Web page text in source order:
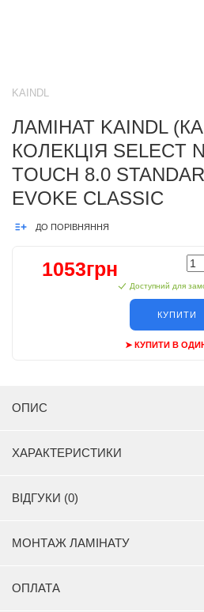
KAINDL
ЛАМІНАТ KAINDL
КОЛЕКЦІЯ SELECT
TOUCH 8.0
EVOKE CLASSIC
ДО ПОРІВНЯННЯ
1053грн
Доступний для
КУПИТИ
➤ КУПИТИ В
ОПИС
ХАРАКТЕРИСТИКИ
ВІДГУКИ (0)
МОНТАЖ ЛАМІНАТУ
ОПЛАТА